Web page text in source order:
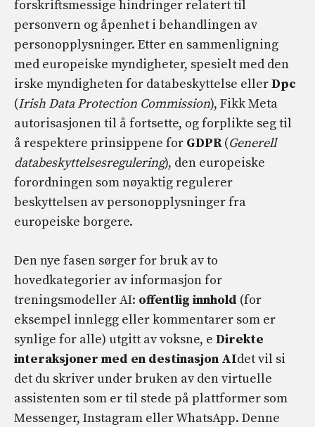
forskriftsmessige hindringer relatert til
personvern og åpenhet i behandlingen av
personopplysninger. Etter en sammenligning
med europeiske myndigheter, spesielt med den
irske myndigheten for databeskyttelse ellerDpc
(Irish Data Protection Commission), Fikk Meta
autorisasjonen til å fortsette, og forplikte seg til
å respektere prinsippene for GDPR(Generell
databeskyttelsesregulering), den europeiske
forordningen som nøyaktig regulerer
beskyttelsen av personopplysninger fra
europeiske borgere.
Den nye fasen sørger for bruk av to
hovedkategorier av informasjon for
treningsmodeller AI: offentlig innhold (for
eksempel innlegg eller kommentarer som er
synlige for alle) utgitt av voksne, e Direkte
interaksjoner med en destinasjon AIdet vil si
det du skriver under bruken av den virtuelle
assistenten som er til stede på plattformer som
Messenger, Instagram eller WhatsApp. Denne